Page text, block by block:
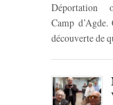
Déportation
Camp
découverte de